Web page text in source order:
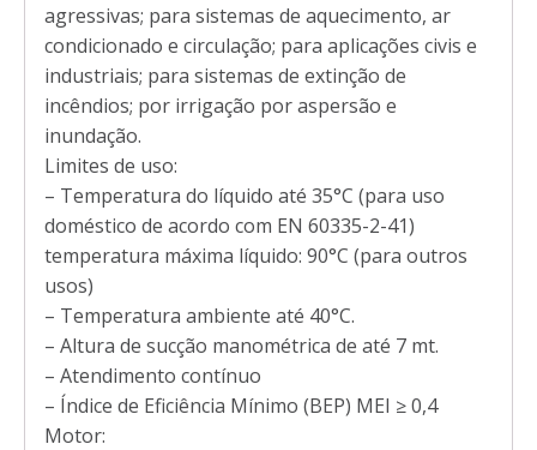
agressivas; para sistemas de aquecimento, ar
condicionado e circulação; para aplicações civis e
industriais; para sistemas de extinção de
incêndios; por irrigação por aspersão e
inundação.
Limites de uso:
– Temperatura do líquido até 35°C (para uso
doméstico de acordo com EN 60335-2-41)
temperatura máxima líquido: 90°C (para outros
usos)
– Temperatura ambiente até 40°C.
– Altura de sucção manométrica de até 7 mt.
– Atendimento contínuo
– Índice de Eficiência Mínimo (BEP) MEI ≥ 0,4
Motor: